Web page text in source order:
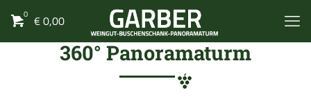
0 €0,00
360° Panoramaturm